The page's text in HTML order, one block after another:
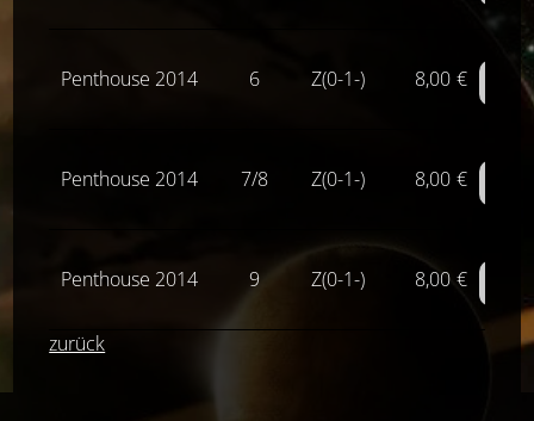
Penthouse 2014 6 Z(0-1-) 8,00 €
Penthouse 2014 7/8 Z(0-1-) 8,00 €
Penthouse 2014 9 Z(0-1-) 8,00 €
zurück